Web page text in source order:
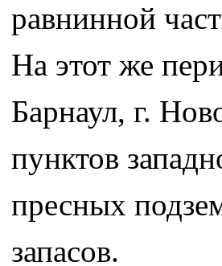
равнинной
На этот же
Барнаул, г.
пунктов
пресных
запасов.